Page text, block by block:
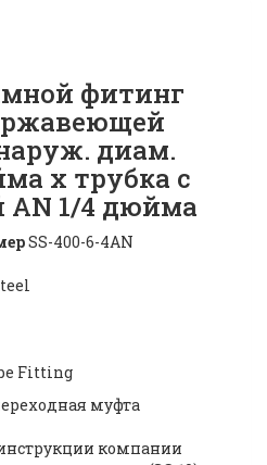
фитинг
диам.
x трубка с
AN 1/4 дюйма
SS-400-6-4AN
Fitting
муфта
компании